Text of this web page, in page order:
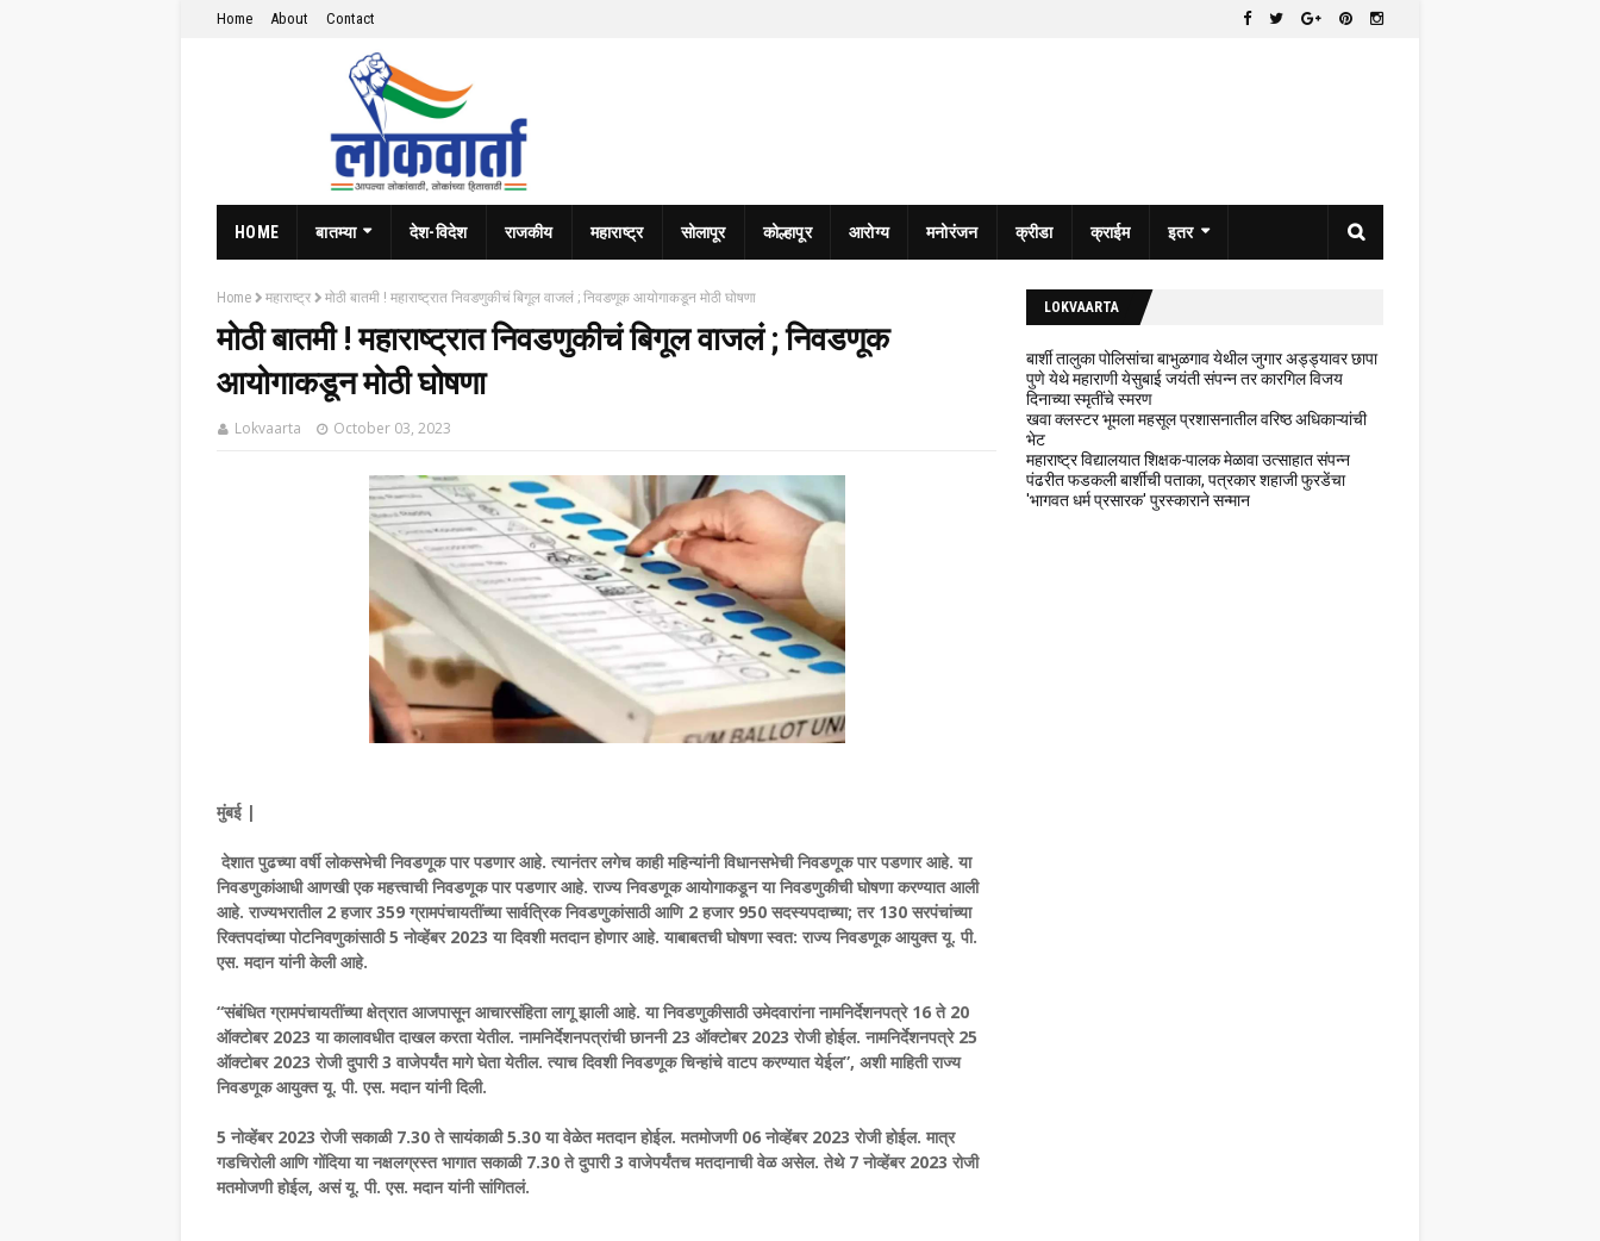
Home About Contact
HOME बातम्या देश-विदेश राजकीय महाराष्ट्र सोलापूर कोल्हापूर आरोग्य मनोरंजन क्रीडा क्राईम इतर
Home महाराष्ट्र मोठी बातमी ! महाराष्ट्रात निवडणुकीचं बिगूल वाजलं ; निवडणूक आयोगाकडून मोठी घोषणा
मोठी बातमी ! महाराष्ट्रात निवडणुकीचं बिगूल वाजलं ; निवडणूक
आयोगाकडून मोठी घोषणा
Lokvaarta October 03, 2023
मुंबई |
देशात पुढच्या वर्षी लोकसभेची निवडणूक पार पडणार आहे. त्यानंतर लगेच काही महिन्यांनी विधानसभेची निवडणूक पार पडणार आहे. या
निवडणुकांआधी आणखी एक महत्त्वाची निवडणूक पार पडणार आहे. राज्य निवडणूक आयोगाकडून या निवडणुकीची घोषणा करण्यात आली
आहे. राज्यभरातील 2 हजार 359 ग्रामपंचायतींच्या सार्वत्रिक निवडणुकांसाठी आणि 2 हजार 950 सदस्यपदाच्या; तर 130 सरपंचांच्या
रिक्तपदांच्या पोटनिवणुकांसाठी 5 नोव्हेंबर 2023 या दिवशी मतदान होणार आहे. याबाबतची घोषणा स्वत: राज्य निवडणूक आयुक्त यू. पी.
एस. मदान यांनी केली आहे.
“संबंधित ग्रामपंचायतींच्या क्षेत्रात आजपासून आचारसंहिता लागू झाली आहे. या निवडणुकीसाठी उमेदवारांना नामनिर्देशनपत्रे 16 ते 20
ऑक्टोबर 2023 या कालावधीत दाखल करता येतील. नामनिर्देशनपत्रांची छाननी 23 ऑक्टोबर 2023 रोजी होईल. नामनिर्देशनपत्रे 25
ऑक्टोबर 2023 रोजी दुपारी 3 वाजेपर्यंत मागे घेता येतील. त्याच दिवशी निवडणूक चिन्हांचे वाटप करण्यात येईल”, अशी माहिती राज्य
निवडणूक आयुक्त यू. पी. एस. मदान यांनी दिली.
5 नोव्हेंबर 2023 रोजी सकाळी 7.30 ते सायंकाळी 5.30 या वेळेत मतदान होईल. मतमोजणी 06 नोव्हेंबर 2023 रोजी होईल. मात्र
गडचिरोली आणि गोंदिया या नक्षलग्रस्त भागात सकाळी 7.30 ते दुपारी 3 वाजेपर्यंतच मतदानाची वेळ असेल. तेथे 7 नोव्हेंबर 2023 रोजी
मतमोजणी होईल, असं यू. पी. एस. मदान यांनी सांगितलं.
LOKVAARTA
बार्शी तालुका पोलिसांचा बाभुळगाव येथील जुगार अड्ड्यावर छापा
पुणे येथे महाराणी येसुबाई जयंती संपन्न तर कारगिल विजय
दिनाच्या स्मृतींचे स्मरण
खवा क्लस्टर भूमला महसूल प्रशासनातील वरिष्ठ अधिकाऱ्यांची
भेट
महाराष्ट्र विद्यालयात शिक्षक-पालक मेळावा उत्साहात संपन्न
पंढरीत फडकली बार्शीची पताका, पत्रकार शहाजी फुरडेंचा
'भागवत धर्म प्रसारक' पुरस्काराने सन्मान